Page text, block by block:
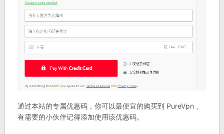
通过本站的专属优惠码，你可以最便宜的购买到 PureVpn 。
有需要的小伙伴记得添加使用该优惠码。